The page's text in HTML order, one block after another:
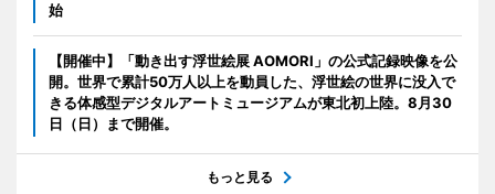
始
【開催中】「動き出す浮世絵展 AOMORI」の公式記録映像を公
開。世界で累計50万人以上を動員した、浮世絵の世界に没入で
きる体感型デジタルアートミュージアムが東北初上陸。8月30
日（日）まで開催。
もっと見る